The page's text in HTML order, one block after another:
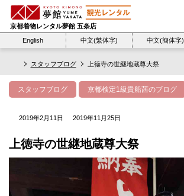
京都着物レンタル夢館 五条店
English
中文(繁体字) 中文(簡体字)
スタッフブログ 上徳寺の世継地蔵尊大祭
スタッフブログ 京都検定1級貴船茜のブログ
2019年2月11日 2019年11月25日
上徳寺の世継地蔵尊大祭